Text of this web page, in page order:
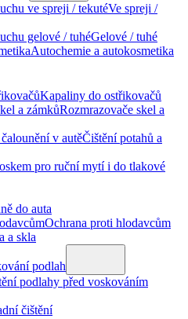
Ve spreji /
Gelové / tuhé
Autochemie a autokosmetika
Kapaliny do ostřikovačů
Rozmrazovače skel a
Čištění potahů a
do auta
Ochrana proti hlodavcům
a skla
podlah
čištění